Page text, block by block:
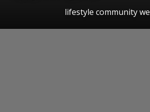
lifestyle community